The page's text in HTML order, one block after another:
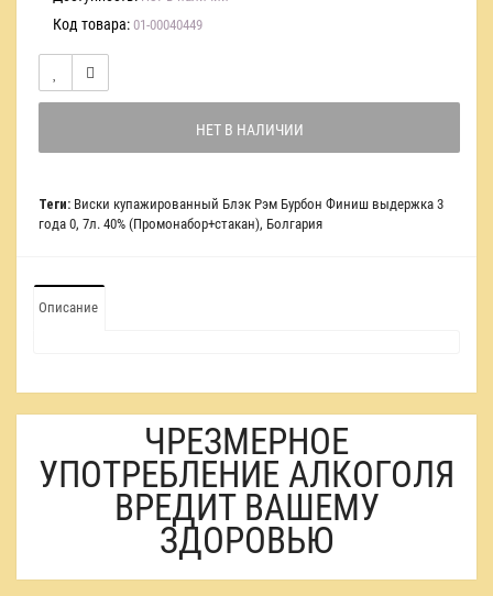
Код товара: 01-00040449
НЕТ В НАЛИЧИИ
Теги: Виски купажированный Блэк Рэм Бурбон Финиш выдержка 3
года 0, 7л. 40% (Промонабор+стакан), Болгария
Описание
ЧРЕЗМЕРНОЕ
УПОТРЕБЛЕНИЕ АЛКОГОЛЯ
ВРЕДИТ ВАШЕМУ
ЗДОРОВЬЮ